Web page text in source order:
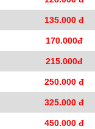
135.000 đ
170.000đ
215.000đ
250.000 đ
325.000 đ
450.000 đ